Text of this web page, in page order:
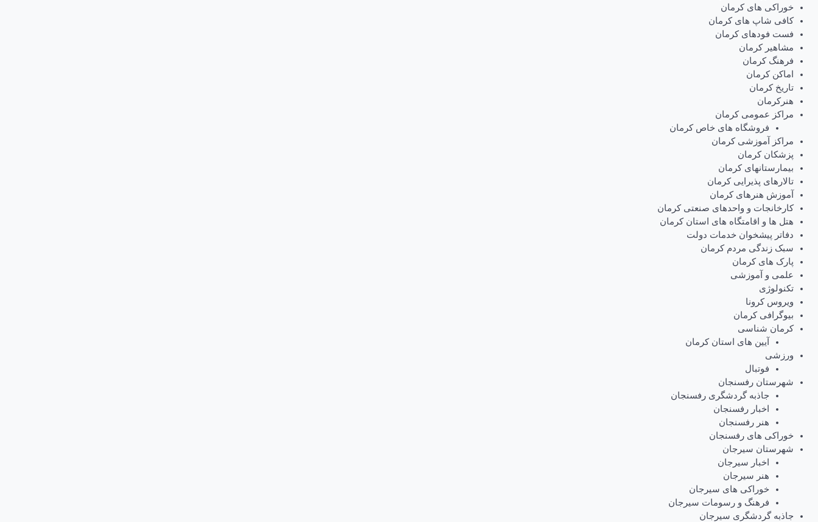
خوراکی های کرمان
کافی شاپ های کرمان
فست فودهای کرمان
مشاهیر کرمان
فرهنگ کرمان
اماکن کرمان
تاریخ کرمان
هنرکرمان
مراکز عمومی کرمان
فروشگاه های خاص کرمان
مراکز آموزشی کرمان
پزشکان کرمان
بیمارستانهای کرمان
تالارهای پذیرایی کرمان
آموزش هنرهای کرمان
کارخانجات و واحدهای صنعتی کرمان
هتل ها و اقامتگاه های استان کرمان
دفاتر پیشخوان خدمات دولت
سبک زندگی مردم کرمان
پارک های کرمان
علمی و آموزشی
تکنولوژی
ویروس کرونا
بیوگرافی کرمان
کرمان شناسی
آیین های استان کرمان
ورزشی
فوتبال
شهرستان رفسنجان
جاذبه گردشگری رفسنجان
اخبار رفسنجان
هنر رفسنجان
خوراکی های رفسنجان
شهرستان سیرجان
اخبار سیرجان
هنر سیرجان
خوراکی های سیرجان
فرهنگ و رسومات سیرجان
جاذبه گردشگری سیرجان